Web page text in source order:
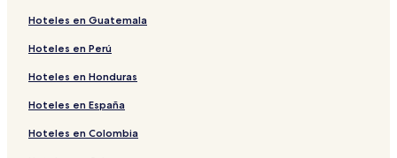
Hoteles en Guatemala
Hoteles en Perú
Hoteles en Honduras
Hoteles en España
Hoteles en Colombia